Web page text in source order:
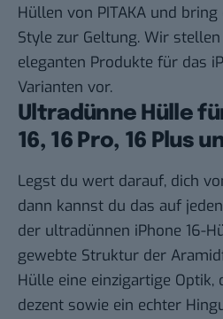
Hüllen von PITAKA und
Style zur Geltung. Wir
eleganten Produkte für das
Varianten vor.
Ultradünne Hülle
16, 16 Pro, 16 Plus
Legst du wert darauf, dich
dann kannst du das auf
der ultradünnen iPhone 16-
gewebte Struktur der
Hülle eine einzigartige Optik,
dezent sowie ein echter